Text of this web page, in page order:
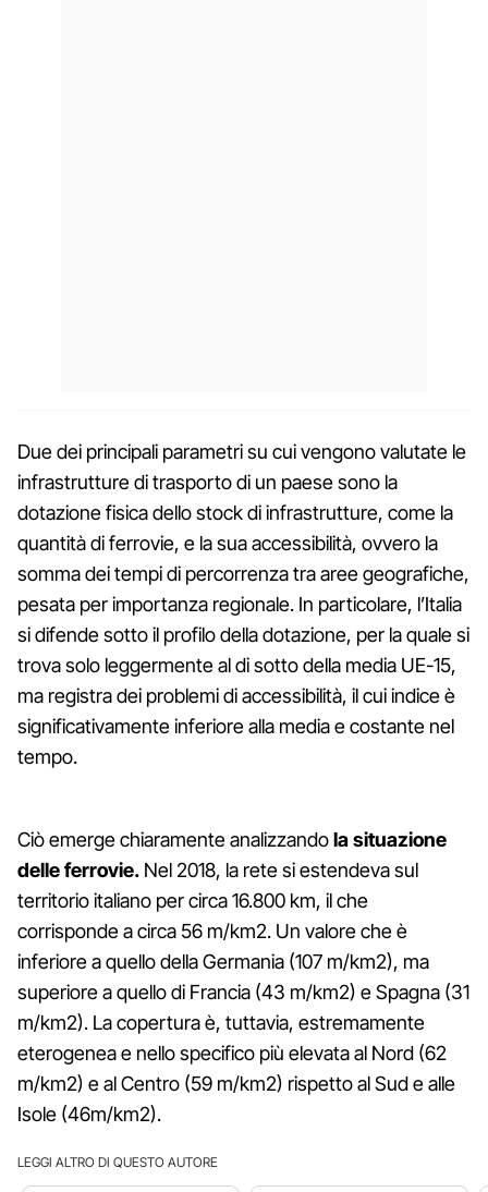
Due dei principali parametri su cui vengono valutate le
infrastrutture di trasporto di un paese sono la
dotazione fisica dello stock di infrastrutture, come la
quantità di ferrovie, e la sua accessibilità, ovvero la
somma dei tempi di percorrenza tra aree geografiche,
pesata per importanza regionale. In particolare, l’Italia
si difende sotto il profilo della dotazione, per la quale si
trova solo leggermente al di sotto della media UE-15,
ma registra dei problemi di accessibilità, il cui indice è
significativamente inferiore alla media e costante nel
tempo.
Ciò emerge chiaramente analizzandola situazione
delle ferrovie. Nel 2018, la rete si estendeva sul
territorio italiano per circa 16.800 km, il che
corrisponde a circa 56 m/km2. Un valore che è
inferiore a quello della Germania (107 m/km2), ma
superiore a quello di Francia (43 m/km2) e Spagna (31
m/km2). La copertura è, tuttavia, estremamente
eterogenea e nello specifico più elevata al Nord (62
m/km2) e al Centro (59 m/km2) rispetto al Sud e alle
Isole (46m/km2).
LEGGI ALTRO DI QUESTO AUTORE